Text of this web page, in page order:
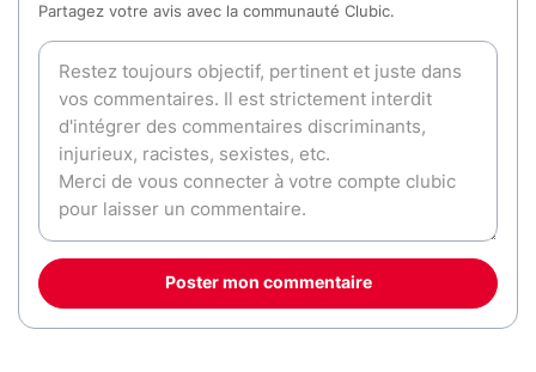
Partagez votre avis avec la communauté Clubic.
Poster mon commentaire